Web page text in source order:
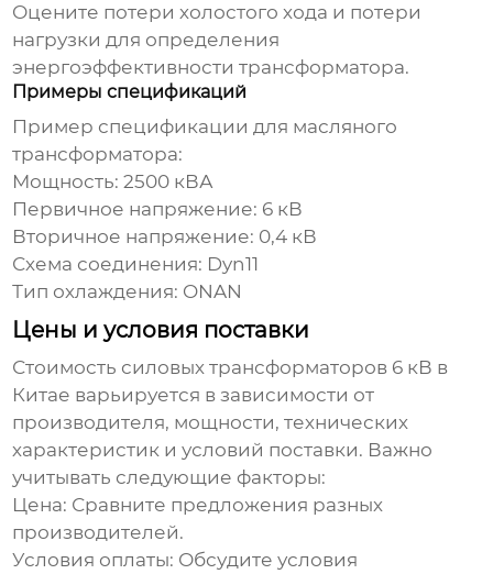
Оцените потери холостого хода и потери
нагрузки для определения
энергоэффективности трансформатора.
Примеры спецификаций
Пример спецификации для масляного
трансформатора:
Мощность: 2500 кВА
Первичное напряжение: 6 кВ
Вторичное напряжение: 0,4 кВ
Схема соединения: Dyn11
Тип охлаждения: ONAN
Цены и условия поставки
Стоимость силовых трансформаторов 6 кВ в
Китае варьируется в зависимости от
производителя, мощности, технических
характеристик и условий поставки. Важно
учитывать следующие факторы:
Цена: Сравните предложения разных
производителей.
Условия оплаты: Обсудите условия